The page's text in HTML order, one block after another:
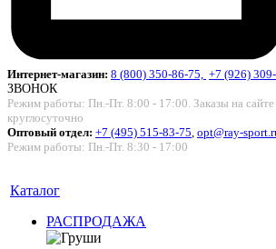
Интернет-магазин: 8 (800) 350-86-75, +7 (926)
ЗВОНОК
Режим работы: Пн.-Пт. 8:00 - 17:00. Заказы на
круглосуточно
Оптовый отдел: +7 (495) 515-83-75, opt@ray-
Режим работы: Пн.-Пт. 8:30 - 17:00
Каталог
РАСПРОДАЖА